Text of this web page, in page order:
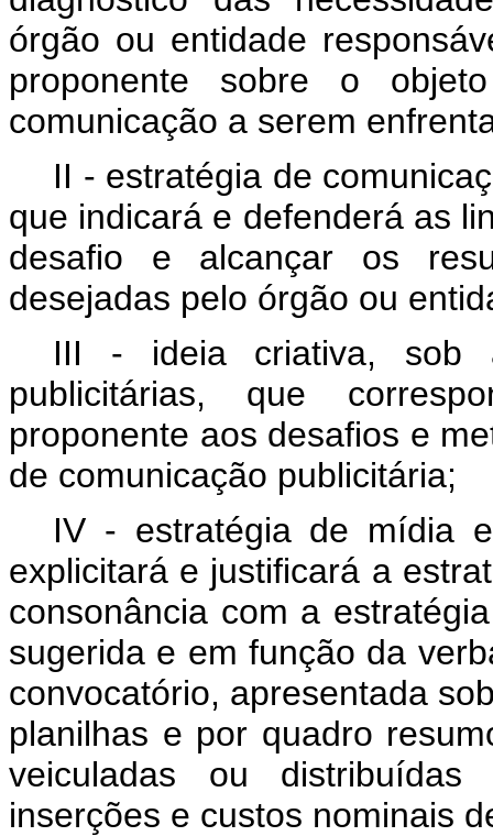
órgão ou entidade
proponente sobre o
comunicação a serem
II - estratégia de
que indicará e defenderá as
desafio e alcançar os
desejadas pelo órgão ou
III - ideia criativa, sob
publicitárias, que
proponente aos desafios e
de comunicação publicitária;
IV - estratégia de mídia
explicitará e justificará a
consonância com a
sugerida e em função da
convocatório, apresentada
planilhas e por quadro
veiculadas ou
inserções e custos nominais